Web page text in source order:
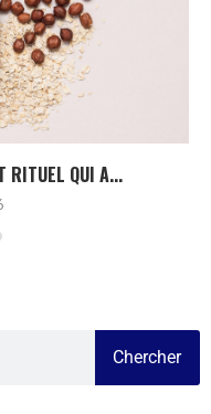
RITUEL QUI A...
Chercher